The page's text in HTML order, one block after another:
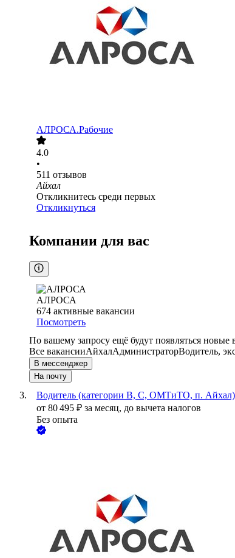
АЛРОСА.Рабочие
4.0
•
511 отзывов
Айхал
Откликнитесь среди первых
Откликнуться
Компании для вас
АЛРОСА
674 активные вакансии
Посмотреть
По вашему запросу ещё будут появляться новые
Все вакансииАйхалАдминистраторВодитель,
В мессенджер
На почту
Водитель (категории В, С, ОМТиТО, п. Айхал)
от 80 495 ₽ за месяц, до вычета налогов
Без опыта